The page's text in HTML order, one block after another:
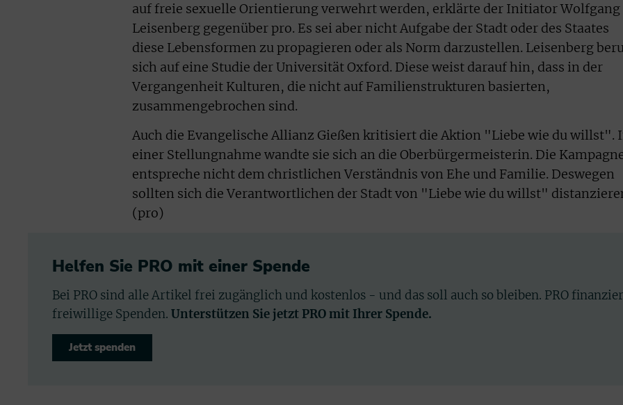
auf freie sexuelle Orientierung verwehrt werden, erklärte der Initiator Wolfgang
Leisenberg gegenüber pro. Es sei aber nicht Aufgabe der Stadt oder des Staates
diese Lebensformen zu propagieren oder als Norm darzustellen. Leisenberg
sich auf eine Studie der Universität Oxford. Diese weist darauf hin, dass in der
Vergangenheit Kulturen, die nicht auf Familienstrukturen basierten,
zusammengebrochen sind.
Auch die Evangelische Allianz Gießen kritisiert die Aktion "Liebe wie du willst".
einer Stellungnahme wandte sie sich an die Oberbürgermeisterin. Die
entspreche nicht dem christlichen Verständnis von Ehe und Familie. Deswegen
sollten sich die Verantwortlichen der Stadt von "Liebe wie du willst"
(pro)
Helfen Sie PRO mit einer Spende
Bei PRO sind alle Artikel frei zugänglich und kostenlos - und das soll auch so bleiben. PRO
freiwillige Spenden. Unterstützen Sie jetzt PRO mit Ihrer Spende.
Jetzt spenden